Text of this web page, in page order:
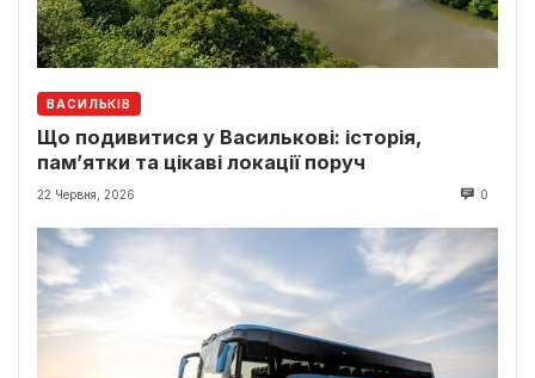
ВАСИЛЬКІВ
Що подивитися у Василькові: історія,
пам’ятки та цікаві локації поруч
22 Червня, 2026 0